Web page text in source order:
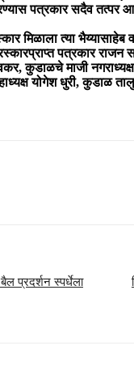
पत्रकार सदैव
मिळाला त्या
पत्रकार
कुडाळचे माजी
योगेश धुरी, कुडाळ
प्रदर्शन स्पर्धेला